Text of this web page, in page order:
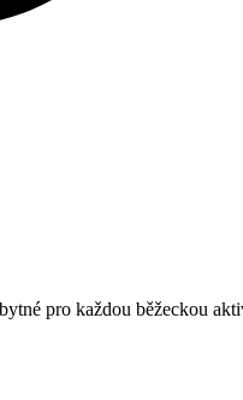
pro každou běžeckou